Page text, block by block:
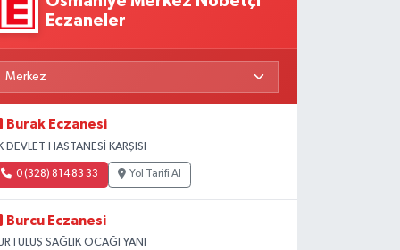
Eczaneler
Burak Eczanesi
DEVLET HASTANESİ KARŞISI
0 (328) 814 83 33 Yol Tarifi Al
Burcu Eczanesi
SAĞLIK OCAĞI YANI